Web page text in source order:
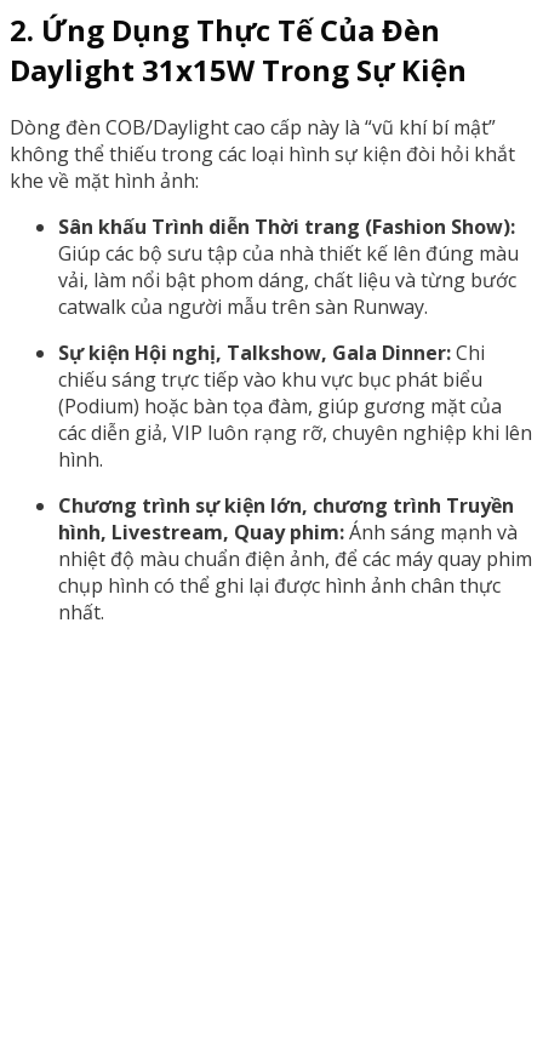
2. Ứng Dụng Thực Tế Của Đèn
Daylight 31x15W Trong Sự Kiện
Dòng đèn COB/Daylight cao cấp này là “vũ khí bí mật”
không thể thiếu trong các loại hình sự kiện đòi hỏi khắt
khe về mặt hình ảnh:
Sân khấu Trình diễn Thời trang (Fashion Show):
Giúp các bộ sưu tập của nhà thiết kế lên đúng màu
vải, làm nổi bật phom dáng, chất liệu và từng bước
catwalk của người mẫu trên sàn Runway.
Sự kiện Hội nghị, Talkshow, Gala Dinner:Chi
chiếu sáng trực tiếp vào khu vực bục phát biểu
(Podium) hoặc bàn tọa đàm, giúp gương mặt của
các diễn giả, VIP luôn rạng rỡ, chuyên nghiệp khi lên
hình.
Chương trình sự kiện lớn, chương trình Truyền
hình, Livestream, Quay phim:Ánh sáng mạnh và
nhiệt độ màu chuẩn điện ảnh, để các máy quay phim
chụp hình có thể ghi lại được hình ảnh chân thực
nhất.